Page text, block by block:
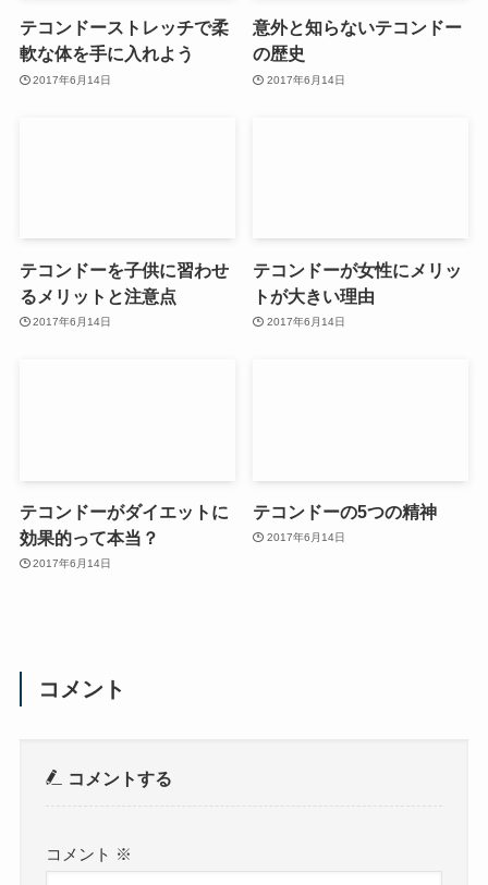
テコンドーストレッチで柔
軟な体を手に入れよう
2017年6月14日
意外と知らないテコンドー
の歴史
2017年6月14日
テコンドーを子供に習わせ
るメリットと注意点
2017年6月14日
テコンドーが女性にメリッ
トが大きい理由
2017年6月14日
テコンドーがダイエットに
効果的って本当？
2017年6月14日
テコンドーの5つの精神
2017年6月14日
コメント
コメントする
コメント ※